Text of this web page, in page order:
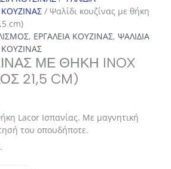
/ Ψαλίδι κουζίνας με θήκη
cm)
, ΕΡΓΑΛΕΙΑ ΚΟΥΖΙΝΑΣ,ΨΑΛΙΔΙΑ
ΜΕ ΘΉΚΗ INOX
21,5 CM)
Lacor Ισπανίας. Με μαγνητική
του οπουδήποτε.